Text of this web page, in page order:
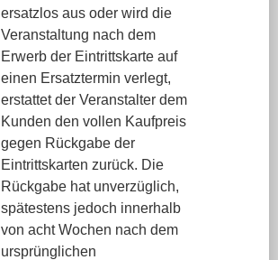
ersatzlos aus oder wird die
Veranstaltung nach dem
Erwerb der Eintrittskarte auf
einen Ersatztermin verlegt,
erstattet der Veranstalter dem
Kunden den vollen Kaufpreis
gegen Rückgabe der
Eintrittskarten zurück. Die
Rückgabe hat unverzüglich,
spätestens jedoch innerhalb
von acht Wochen nach dem
ursprünglichen